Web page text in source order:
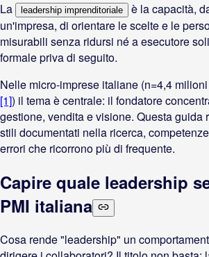
La
leadership imprenditoriale
è la capacità,
un'impresa, di orientare le scelte e le
misurabili senza ridursi né a esecutore
formale priva di seguito.
Nelle micro-imprese italiane (n=4,4
[1]) il tema è centrale: il fondatore
gestione, vendita e visione. Questa guida
stili documentati nella ricerca,
errori che ricorrono più di frequente.
Capire quale leadership
PMI italiana
Cosa rende "leadership" un